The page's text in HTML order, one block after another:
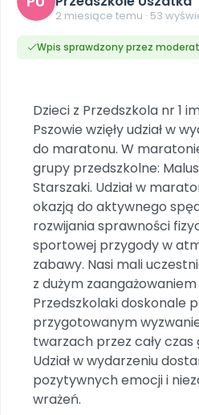
Scenariusze i artykuły
Materiały z miesięcznika
Plany tygodniowe
Praca wychowawcza
Bliżejprzedszkolne
Zestawy do pobrania
POLECAMY
Wybierz prezent
Przy zamówieniu
Zaplanuj rok
Materiały na nowy rok
Archiwalne numery
Pomoc
Miesięczniki
Aktualne oraz archiwalne
Wszystko dla
Zamówienia hurtowe
NA SKRÓTY
Letnia wyprzedaż
Promocje w sklepie
Nowości
Zapowiedzi
Polecamy
Promocje
Szkolenia w Twojej placówce
Konferencje
Spotkania na dużą skalę
Kompleksowe programy
POLECAMY
Akademia Muzyki i
Szkolenia muzyczne
E-wydania miesięcznika
Ebooki
Strona WWW dla
Gotowa w mniej niż 10 min •
Pakiet bliżej MAX
Dookoła Polski
Poznajemy regiony
Literkowo
Nauka liter i głosek
Sprintem do
Ruch i motywacja
Bliżej Pieska
Pomoc zwierzętom
Książka (dla)
Promowanie czytelnictwa
Wygrywaj nagrody
Facebook
Instagram
TikTok
Zobacz nas na TikToku
YouTube
Filmy edukacyjne
2 miesiące temu · 53
Wpis sprawdzony przez
Dzieci z Przedszkola nr 1
Pszowie wzięły udział w
do maratonu. W
grupy przedszkolne:
Starszaki. Udział w
okazją do aktywnego
rozwijania sprawności
sportowej przygody w
zabawy. Nasi mali
z dużym
Przedszkolaki doskonale
przygotowanym
twarzach przez cały czas
Udział w wydarzeniu
pozytywnych emocji i
wrażeń.